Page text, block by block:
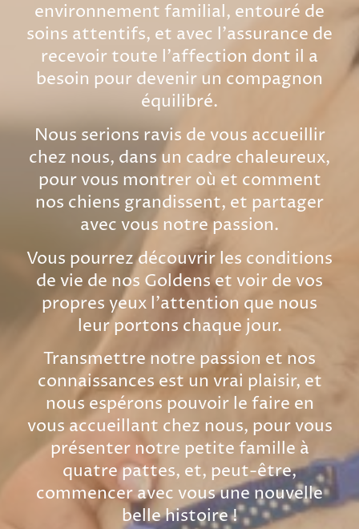
environnement familial, entouré de
soins attentifs, et avec l’assurance de
recevoir toute l’affection dont il a
besoin pour devenir un compagnon
équilibré.
Nous serions ravis de vous accueillir
chez nous, dans un cadre chaleureux,
pour vous montrer où et comment
nos chiens grandissent, et partager
avec vous notre passion.
Vous pourrez découvrir les conditions
de vie de nos Goldens et voir de vos
propres yeux l’attention que nous
leur portons chaque jour.
Transmettre notre passion et nos
connaissances est un vrai plaisir, et
nous espérons pouvoir le faire en
vous accueillant chez nous, pour vous
présenter notre petite famille à
quatre pattes, et, peut-être,
commencer avec vous une nouvelle
belle histoire !